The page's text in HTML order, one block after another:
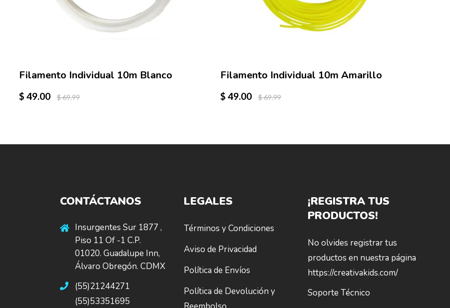
Filamento Individual 10m Blanco
$ 49.00 $ 69.99
Filamento Individual 10m Amarillo
$ 49.00 $ 69.99
CONTÁCTANOS
Insurgentes Sur 1877 ,
Piso 11 Of -1 C.P.
01020. Guadalupe Inn,
Álvaro Obregón. CDMX
(55)21244271
(55)53351695
LEGALES
Términos y Condiciones
Aviso de Privacidad
Política de Envíos
Política de Devolución y
¡REGISTRA TUS
PRODUCTOS!
No olvides registrar tus
productos en nuestra página
https://creativakids.com/
Soporte Técnico